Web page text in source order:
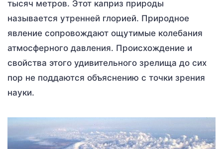
тысяч метров. Этот каприз природы
называется утренней глорией. Природное
явление сопровождают ощутимые колебания
атмосферного давления. Происхождение и
свойства этого удивительного зрелища до сих
пор не поддаются объяснению с точки зрения
науки.